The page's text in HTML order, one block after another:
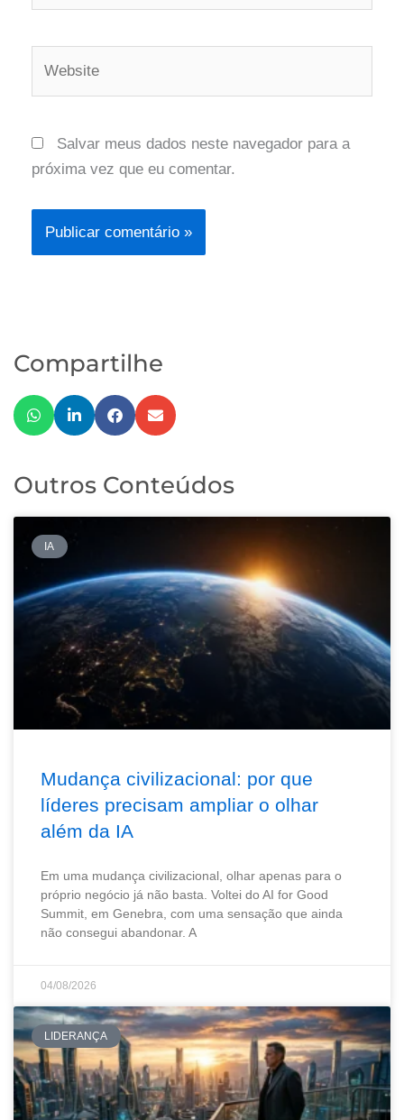
Salvar meus dados neste navegador para a
próxima vez que eu comentar.
Compartilhe
Outros Conteúdos
IA
Mudança civilizacional: por que
líderes precisam ampliar o olhar
além da IA
Em uma mudança civilizacional, olhar apenas para o
próprio negócio já não basta. Voltei do AI for Good
Summit, em Genebra, com uma sensação que ainda
não consegui abandonar. A
04/08/2026
LIDERANÇA